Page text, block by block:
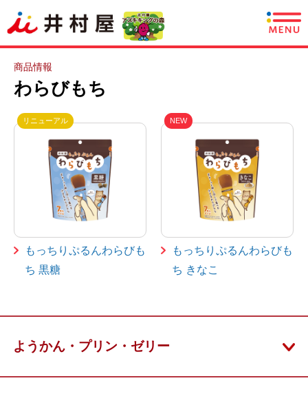
商品情報
レシピ
CSR情報
企業情報
採用情報
English
商品情報
わらびもち
リニューアル
もっちりぷるんわらびも
ち 黒糖
NEW
もっちりぷるんわらびも
ち きなこ
ようかん・プリン・ゼリー